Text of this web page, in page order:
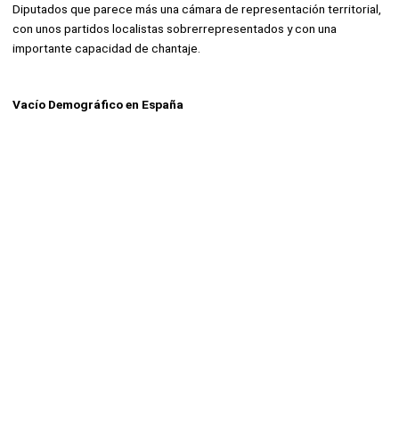
Diputados que parece más una cámara de representación territorial,
con unos partidos localistas sobrerrepresentados y con una
importante capacidad de chantaje.
Vacío Demográfico en España